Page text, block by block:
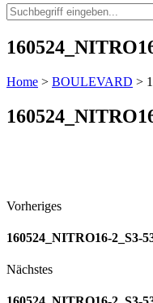
Home > BOULEVARD >
Vorheriges
160524_NITRO16-2_S3-
Nächstes